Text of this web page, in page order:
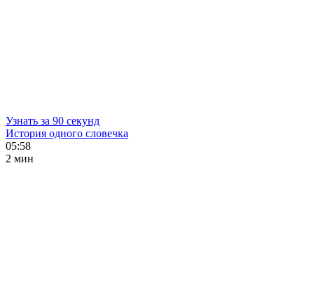
Узнать за 90 секунд
История одного словечка
05:58
2 мин